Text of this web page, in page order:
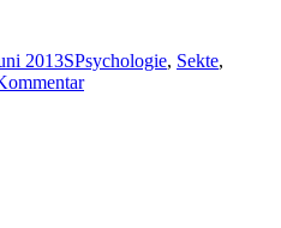
2013SPsychologie, Sekte,
zu